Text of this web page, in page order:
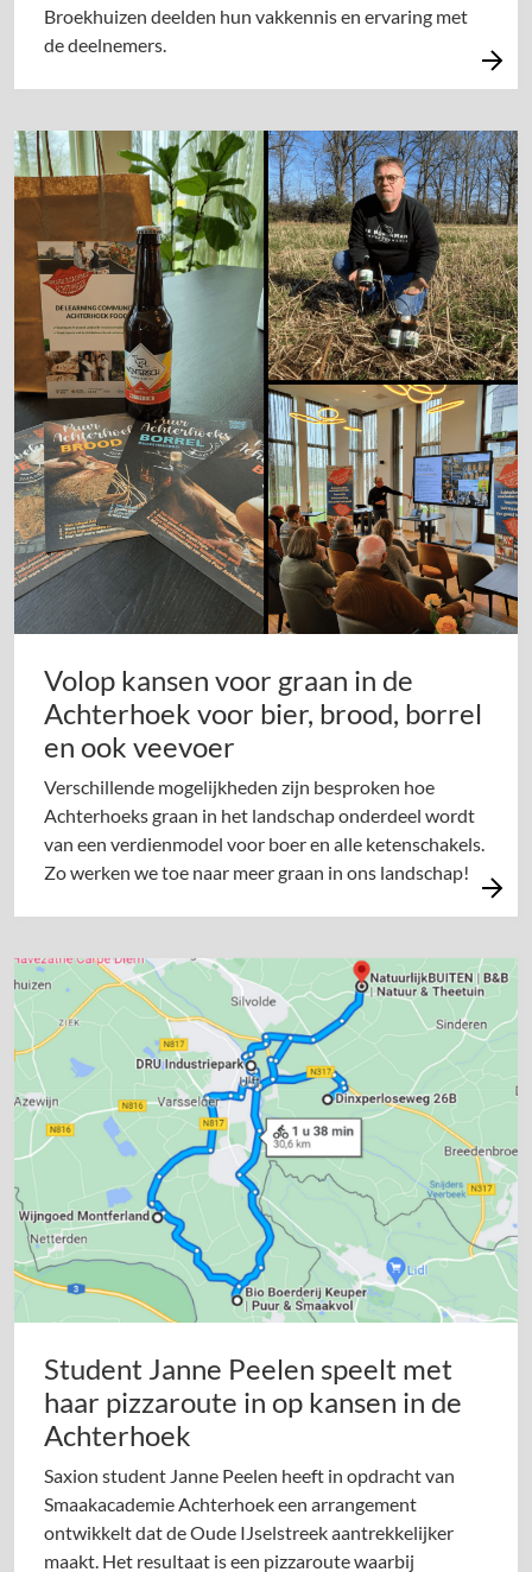
Broekhuizen deelden hun vakkennis en ervaring met
de deelnemers.
Volop kansen voor graan in de
Achterhoek voor bier, brood, borrel
en ook veevoer
Verschillende mogelijkheden zijn besproken hoe
Achterhoeks graan in het landschap onderdeel wordt
van een verdienmodel voor boer en alle ketenschakels.
Zo werken we toe naar meer graan in ons landschap!
Student Janne Peelen speelt met
haar pizzaroute in op kansen in de
Achterhoek
Saxion student Janne Peelen heeft in opdracht van
Smaakacademie Achterhoek een arrangement
ontwikkelt dat de Oude IJselstreek aantrekkelijker
maakt. Het resultaat is een pizzaroute waarbij